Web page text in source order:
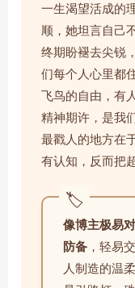
一生渴望活成的
顺，她坦言自己
终期盼褪去尖锐
们每个人心里都
飞鸟的自由，有
精神期许，是我
最戳人的地方在
有认知，反而把
🏷️
像博主极易
防备 ，轻易
人制造的温